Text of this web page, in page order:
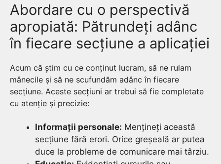
Abordare cu o perspectivă
apropiată: Pătrundeți adânc
în fiecare secțiune a aplicației
Acum că știm cu ce conținut lucram, să ne rulam
mânecile și să ne scufundăm adânc în fiecare
secțiune. Aceste secțiuni ar trebui să fie completate
cu atenție și precizie:
Informații personale: Mențineți această
secțiune fără erori. Orice greșeală ar putea
duce la probleme de comunicare mai târziu.